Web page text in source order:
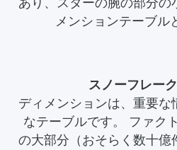
メンションテーブル
スノーフレー
ディメンションは、重要な
なテーブルです。 ファク
の大部分（おそらく数十億